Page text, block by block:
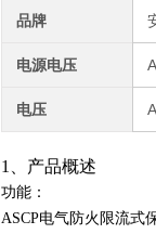
品牌
电源电压
电压
1、产品概述
功能：
ASCP电气防火限流式